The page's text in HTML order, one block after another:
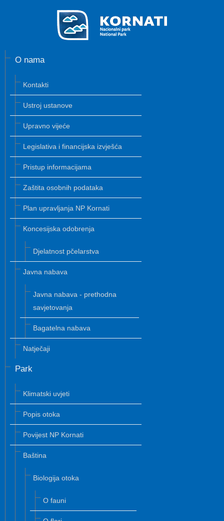
O nama
Kontakti
Ustroj ustanove
Upravno vijeće
Legislativa i financijska izvješća
Pristup informacijama
Zaštita osobnih podataka
Plan upravljanja NP Kornati
Koncesijska odobrenja
Djelatnost pčelarstva
Javna nabava
Javna nabava - prethodna
savjetovanja
Bagatelna nabava
Natječaji
Park
Klimatski uvjeti
Popis otoka
Povijest NP Kornati
Baština
Biologija otoka
O fauni